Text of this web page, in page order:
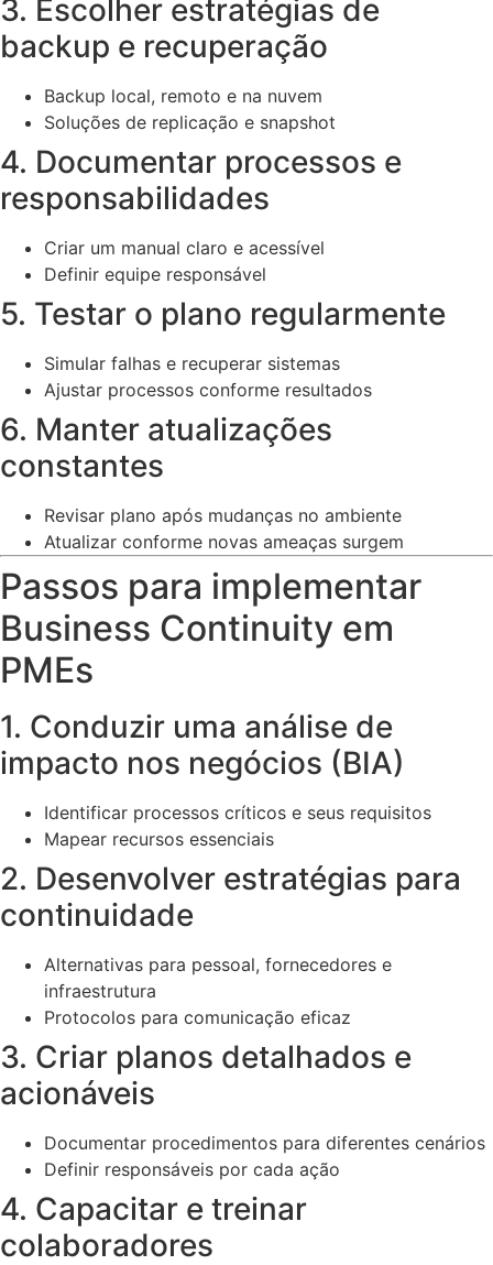
3. Escolher estratégias de
backup e recuperação
Backup local, remoto e na nuvem
Soluções de replicação e snapshot
4. Documentar processos e
responsabilidades
Criar um manual claro e acessível
Definir equipe responsável
5. Testar o plano regularmente
Simular falhas e recuperar sistemas
Ajustar processos conforme resultados
6. Manter atualizações
constantes
Revisar plano após mudanças no ambiente
Atualizar conforme novas ameaças surgem
Passos para implementar
Business Continuity em
PMEs
1. Conduzir uma análise de
impacto nos negócios (BIA)
Identificar processos críticos e seus requisitos
Mapear recursos essenciais
2. Desenvolver estratégias para
continuidade
Alternativas para pessoal, fornecedores e
infraestrutura
Protocolos para comunicação eficaz
3. Criar planos detalhados e
acionáveis
Documentar procedimentos para diferentes cenários
Definir responsáveis por cada ação
4. Capacitar e treinar
colaboradores